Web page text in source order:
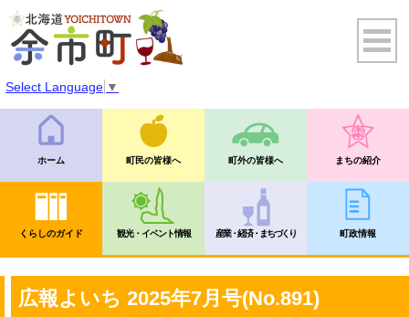
Select Language ▼
ホーム 町民の皆様へ 町外の皆様へ まちの紹介
くらしのガイド 観光・イベント情報 産業・経済・まちづくり 町政情報
広報よいち 2025年7月号(No.891)